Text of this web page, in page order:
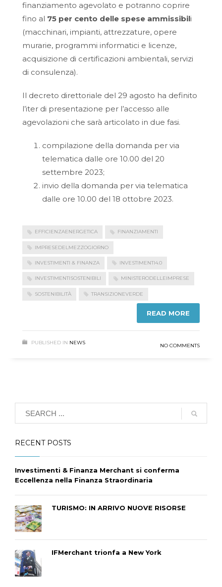
finanziamento agevolato e potranno coprire
fino al 75 per cento delle spese ammissibili
(macchinari, impianti, attrezzature, opere
murarie, programmi informatici e licenze,
acquisizione di certificazioni ambientali, servizi
di consulenza).
Il decreto direttoriale del 29 agosto ha definito
l’iter di presentazione per l’accesso alle
agevolazioni che sarà articolato in due fasi.
compilazione della domanda per via
telematica dalle ore 10.00 del 20
settembre 2023;
invio della domanda per via telematica
dalle ore 10.00 del 18 ottobre 2023.
EFFICIENZAENERGETICA FINANZIAMENTI
IMPRESEDELMEZZOGIORNO
INVESTIMENTI & FINANZA INVESTIMENTI4.0
INVESTIMENTISOSTENIBILI MINISTERODELLEIMPRESE
SOSTENIBILITÀ TRANSIZIONEVERDE
READ MORE
PUBLISHED IN NEWS NO COMMENTS
RECENT POSTS
Investimenti & Finanza Merchant si conferma
Eccellenza nella Finanza Straordinaria
TURISMO: IN ARRIVO NUOVE RISORSE
IFMerchant trionfa a New York